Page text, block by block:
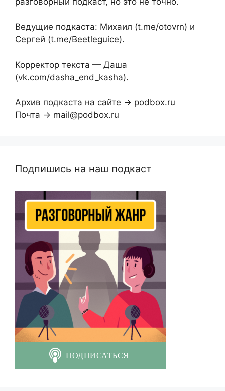
Ведущие подкаста: Михаил (t.me/otovrn) и
Сергей (t.me/Beetleguice).
Корректор текста — Даша
(vk.com/dasha_end_kasha).
Архив подкаста на сайте → podbox.ru
Почта → mail@podbox.ru
Подпишись на наш подкаст